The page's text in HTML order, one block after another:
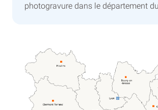
photogravure dans le département